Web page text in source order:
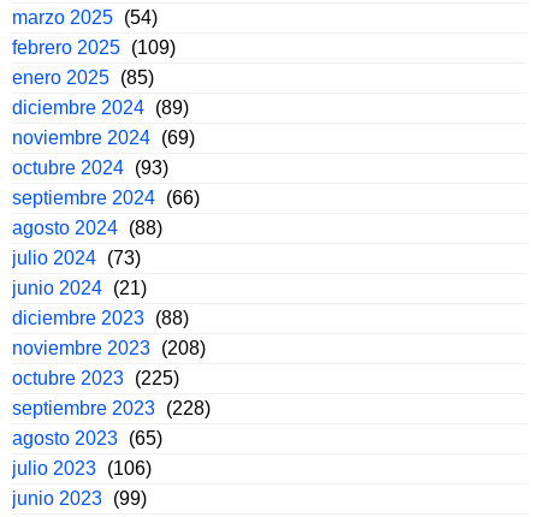
marzo 2025 (54)
febrero 2025 (109)
enero 2025 (85)
diciembre 2024 (89)
noviembre 2024 (69)
octubre 2024 (93)
septiembre 2024 (66)
agosto 2024 (88)
julio 2024 (73)
junio 2024 (21)
diciembre 2023 (88)
noviembre 2023 (208)
octubre 2023 (225)
septiembre 2023 (228)
agosto 2023 (65)
julio 2023 (106)
junio 2023 (99)